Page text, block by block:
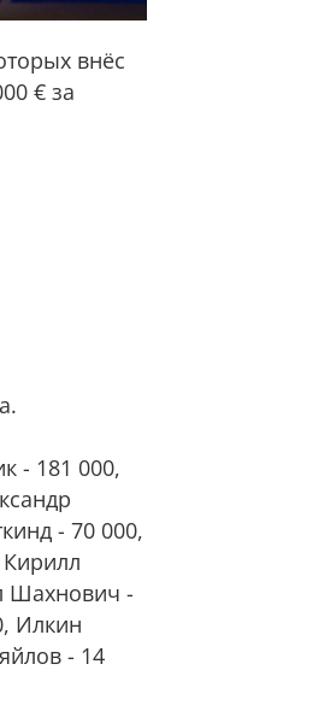
внёс
€ за
- 181 000,
- 70 000,
Шахнович -
Илкин
- 14